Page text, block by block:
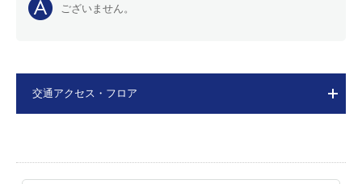
ございません。
交通アクセス・フロア